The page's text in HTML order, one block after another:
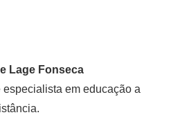
Lage Fonseca
em educação a